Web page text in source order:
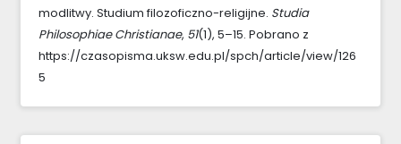
modlitwy. Studium filozoficzno-religijne. Studia
Philosophiae Christianae, 51(1), 5–15. Pobrano z
https://czasopisma.uksw.edu.pl/spch/article/view/126
5